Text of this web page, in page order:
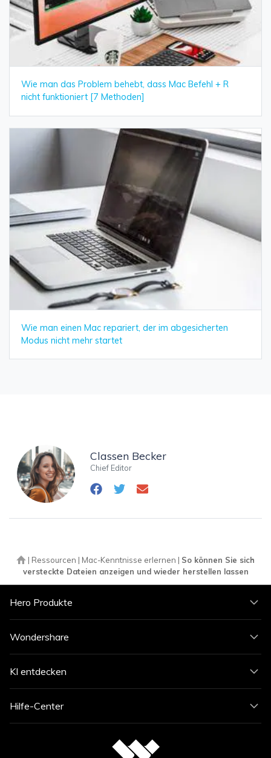
Wie man das Problem behebt, dass Mac Befehl + R
nicht funktioniert [7 Methoden]
Wie man einen Mac repariert, der im abgesicherten
Modus nicht mehr startet
Classen Becker
Chief Editor
| Ressourcen | Mac-Kenntnisse erlernen | So können Sie sich
versteckte Dateien anzeigen und wieder herstellen lassen
Hero Produkte
Wondershare
KI entdecken
Hilfe-Center